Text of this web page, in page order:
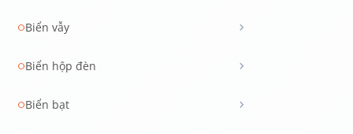
circleBiển vẫy chevron_right
circleBiển hộp đèn chevron_right
circleBiển bạt chevron_right